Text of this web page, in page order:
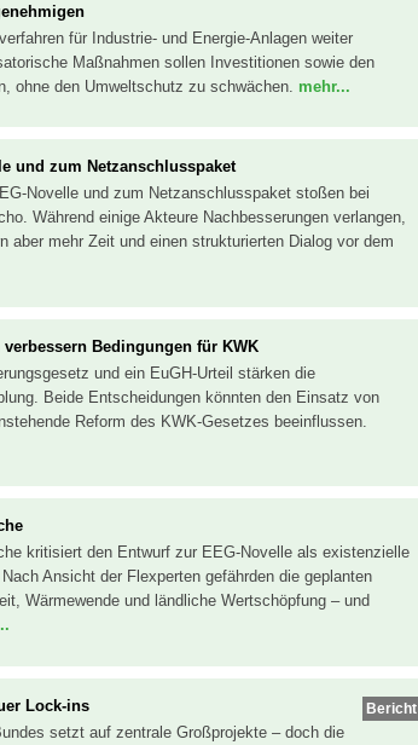
für Industrie- und Energie-Anlagen weiter
Maßnahmen sollen Investitionen sowie den
ohne den Umweltschutz zu schwächen. mehr...
und zum Netzanschlusspaket
Novelle und zum Netzanschlusspaket stoßen bei
Während einige Akteure Nachbesserungen verlangen,
aber mehr Zeit und einen strukturierten Dialog vor dem
Bedingungen für KWK
und ein EuGH-Urteil stärken die
Beide Entscheidungen könnten den Einsatz von
Reform des KWK-Gesetzes beeinflussen.
kritisiert den Entwurf zur EEG-Novelle als existenzielle
Ansicht der Flexperten gefährden die geplanten
Wärmewende und ländliche Wertschöpfung – und
Bericht
Lock-ins
setzt auf zentrale Großprojekte – doch die